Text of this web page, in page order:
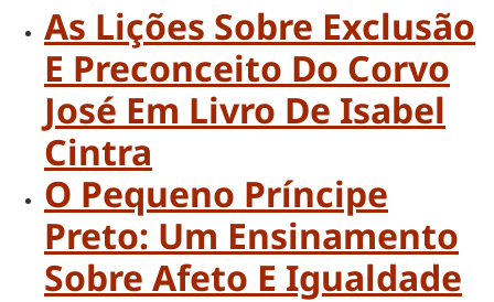
As Lições Sobre Exclusão
E Preconceito Do Corvo
José Em Livro De Isabel
Cintra
O Pequeno Príncipe
Preto: Um Ensinamento
Sobre Afeto E Igualdade